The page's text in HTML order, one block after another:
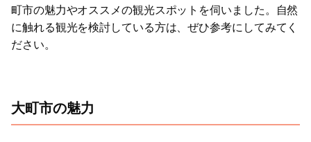
町市の魅力やオススメの観光スポットを伺いました。自然
に触れる観光を検討している方は、ぜひ参考にしてみてく
ださい。
大町市の魅力